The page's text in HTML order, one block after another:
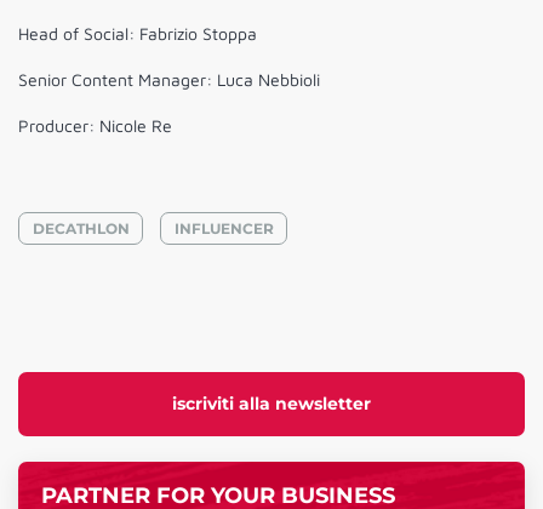
iscriviti alla newsletter
PARTNER FOR YOUR BUSINESS
Head of Social: Fabrizio Stoppa
Senior Content Manager: Luca Nebbioli
Producer: Nicole Re
DECATHLON INFLUENCER